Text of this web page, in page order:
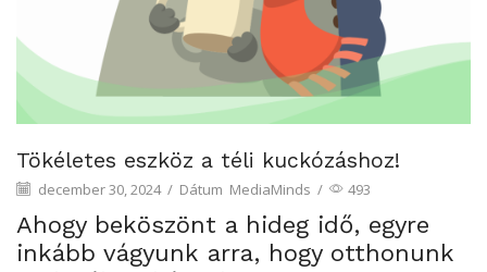
Tökéletes eszköz a téli kuckózáshoz!
december 30, 2024 / Dátum MediaMinds / 493
Ahogy beköszönt a hideg idő, egyre
inkább vágyunk arra, hogy otthonunk